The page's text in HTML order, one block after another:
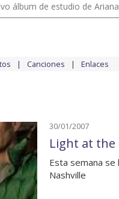
álbum de estudio de
Canciones Enlaces
30/01/2007
Light at the
Esta semana
Nashville